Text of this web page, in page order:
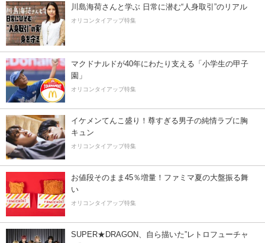
川島海荷さんと学ぶ 日常に潜む“人身取引”のリアル
オリコンタイアップ特集
マクドナルドが40年にわたり支える「小学生の甲子
園」
オリコンタイアップ特集
イケメンてんこ盛り！尊すぎる男子の純情ラブに胸
キュン
オリコンタイアップ特集
お値段そのまま45％増量！ファミマ夏の大盤振る舞
い
オリコンタイアップ特集
SUPER★DRAGON、自ら描いた”レトロフューチャ